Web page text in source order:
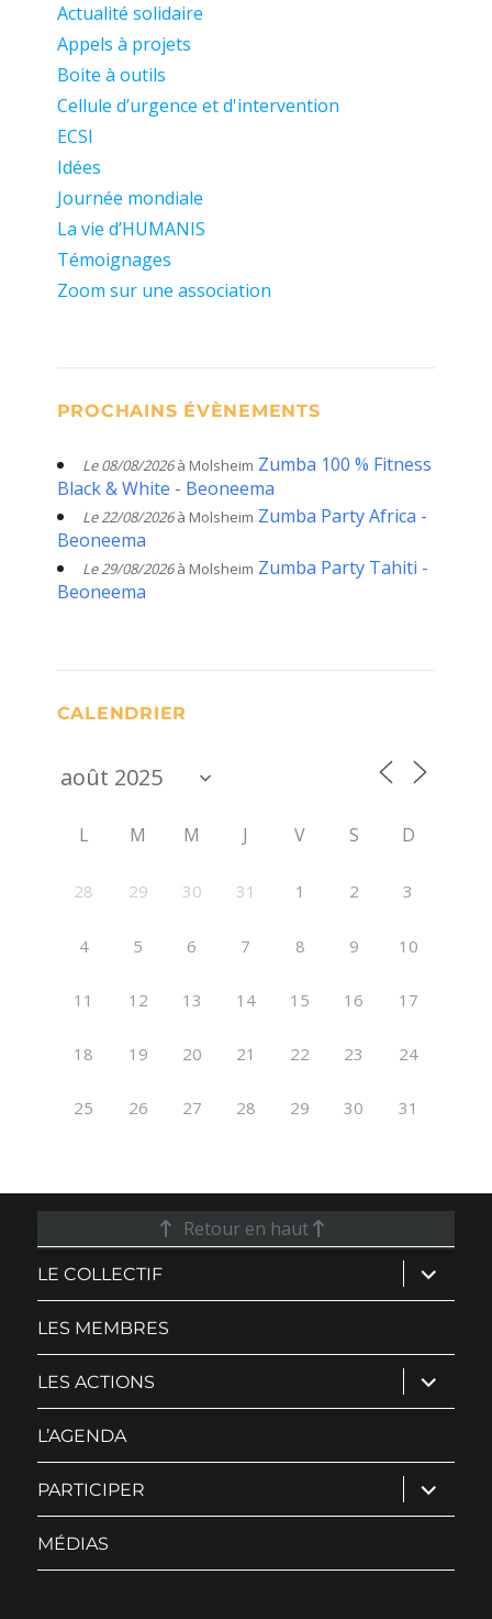
Actualité solidaire
Appels à projets
Boite à outils
Cellule d’urgence et d'intervention
ECSI
Idées
Journée mondiale
La vie d’HUMANIS
Témoignages
Zoom sur une association
PROCHAINS ÉVÈNEMENTS
Le 08/08/2026à Molsheim Zumba 100 % Fitness
Black & White - Beoneema
Le 22/08/2026à Molsheim Zumba Party Africa -
Beoneema
Le 29/08/2026à Molsheim Zumba Party Tahiti -
Beoneema
CALENDRIER
L M M J V S D
28 29 30 31 1 2 3
4 5 6 7 8 9 10
11 12 13 14 15 16 17
18 19 20 21 22 23 24
25 26 27 28 29 30 31
Retour en haut
LE COLLECTIF ouvrir
le
sous-
LES MEMBRES
LES ACTIONS ouvrir
le
sous-
L’AGENDA
PARTICIPER ouvrir
le
sous-
MÉDIAS